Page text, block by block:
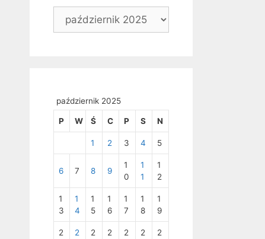
Archiwa
październik 2025
P W Ś C P S N
1 2 3 4 5
6 7 8 9
1
0
1
1
1
2
1
3
1
4
1
5
1
6
1
7
1
8
1
9
2 2 2 2 2 2 2